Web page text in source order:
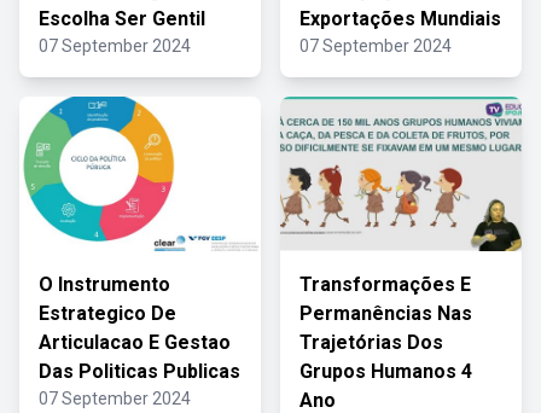
Escolha Ser Gentil
07 September 2024
Exportações Mundiais
07 September 2024
O Instrumento
Estrategico De
Articulacao E Gestao
Das Politicas Publicas
07 September 2024
Transformações E
Permanências Nas
Trajetórias Dos
Grupos Humanos 4
Ano